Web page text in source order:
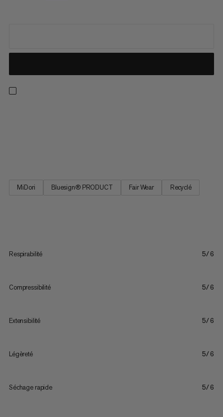
MiDori Bluesign® PRODUCT Fair Wear Recyclé
Respirabilité 5/6
Compressibilité 5/6
Extensibilité 5/6
Légèreté 5/6
Séchage rapide 5/6